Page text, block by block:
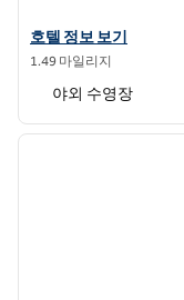
더블트리 바이 힐튼 호
호텔 정보 보기
1.49 마일리지
야외 수영장
1/12